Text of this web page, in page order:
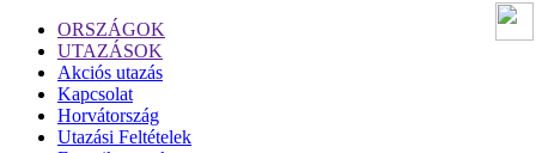
ORSZÁGOK
UTAZÁSOK
Akciós utazás
Kapcsolat
Horvátország
Utazási Feltételek